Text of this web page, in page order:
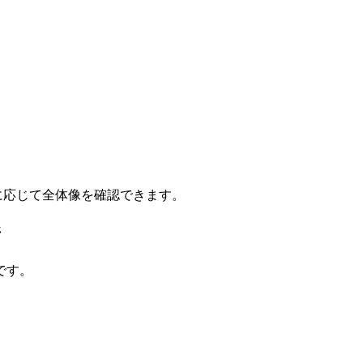
じて全体像を確認できます。
。